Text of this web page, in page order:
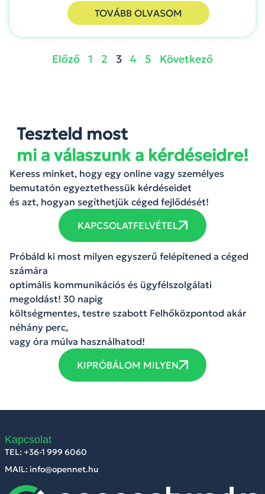
TOVÁBB OLVASOM
Előző 1 2 3 4 5 Következő
Teszteld most
mi a válaszunk a kérdéseidre!
Keress minket, hogy egy online vagy személyes
bemutatón egyeztethessük kérdéseidet
és azt, hogyan segíthetjük céged fejlődését!
KAPCSOLATFELVÉTEL
Próbáld ki most milyen egyszerű felépítened a céged
számára
optimális kommunikációs és ügyfélszolgálati
megoldást! 30 napig
költségmentes, testre szabott Felhőközpontod akár
néhány perc,
vagy óra múlva használhatod!
KIPRÓBÁLOM MILYEN
Kapcsolat
TEL: +36-1 999 6060
MAIL: info@opennet.hu